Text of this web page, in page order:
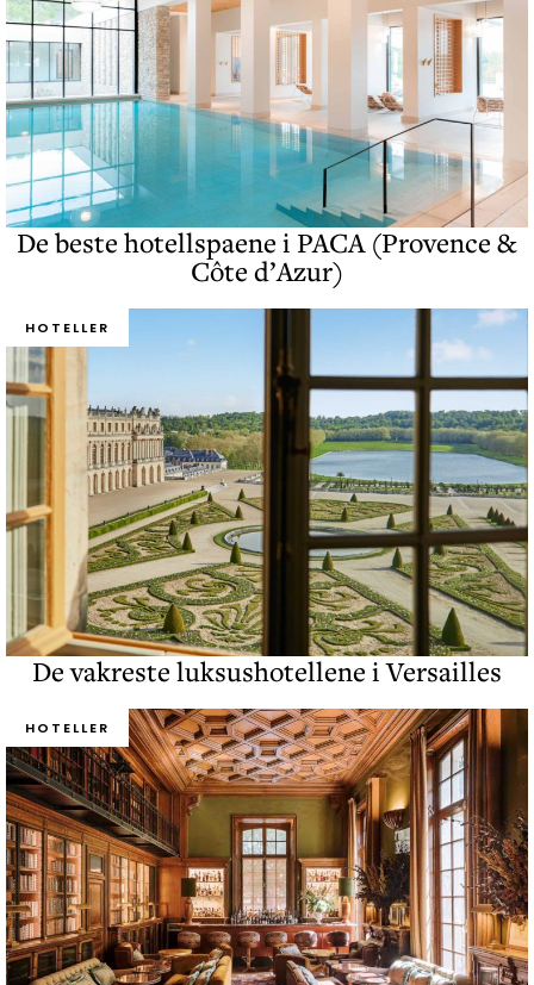
De beste hotellspaene i PACA (Provence &
Côte d’Azur)
HOTELLER
De vakreste luksushotellene i Versailles
HOTELLER